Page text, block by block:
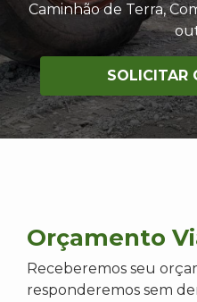
Caminhão de Terra,
SOLICITAR
Orçamento
Receberemos seu
responderemos sem